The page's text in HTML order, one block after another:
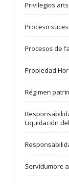
Privilegios
Proceso
Procesos de
Propiedad
Régimen
Liquidación
Servidumbre